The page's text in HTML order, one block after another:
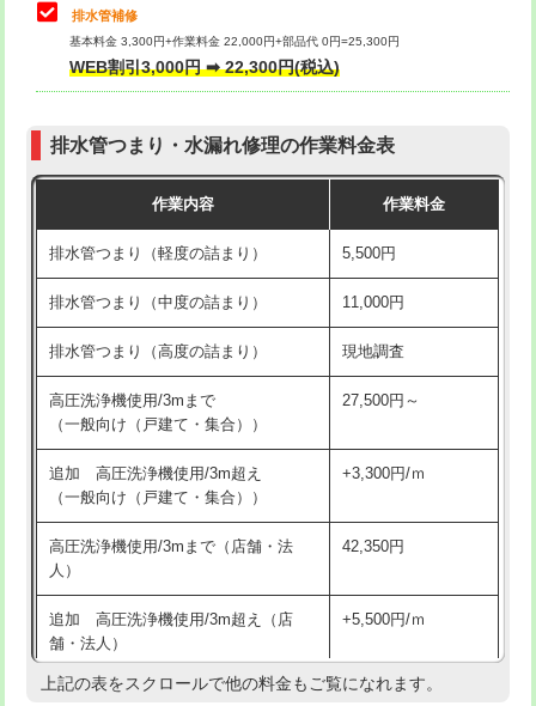
モルタル補修（厚さ10㎝まで）
モルタル補修（厚さ10㎝超え）
追加人工 16,500円
現場見積
※給水管工事は20mmまでの価格です。
式・ワンホール）)
交換・取付(排水栓・排水トラップ
交換・取付（その他部品） 11,000円+材料費
持込商品取付（単水栓） 13,200円
持込商品取付（混合水栓） 16,500円
持込商品取付（浄水器・分岐水栓） 16,500円
給水管工事※（ホール加工) 16,500円
給水管工事※（バンド止め) 3,300円
給水管工事※（支持金具設置)
給水管工事※（保温材使用（バンド止
め込み）)
5,500円
給水管工事※（土の掘削・埋め戻し作
業)
11,000円
給水管工事※（塩ビ管（VP・HI）使
用/3ｍまで)
33,000円
給水管工事※（塩ビ管（VP・HI）使
+8,800円
排水管補修
基本料金 3,300円+作業料金 22,000円+部品代 0円=25,300円
WEB割引3,000円 ➡ 22,300円(税込)
排水管つまり・水漏れ修理の作業料金表
作業内容 作業料金
排水管つまり（軽度の詰まり） 5,500円
排水管つまり（中度の詰まり） 11,000円
排水管つまり（高度の詰まり） 現地調査
高圧洗浄機使用/3mまで
（一般向け（戸建て・集合））
27,500円～
追加 高圧洗浄機使用/3m超え
（一般向け（戸建て・集合））
+3,300円/ｍ
高圧洗浄機使用/3mまで（店舗・法
人）
42,350円
追加 高圧洗浄機使用/3m超え（店
舗・法人）
+5,500円/ｍ
高度高圧洗浄換 現地調査
上記の表をスクロールで他の料金もご覧になれます。